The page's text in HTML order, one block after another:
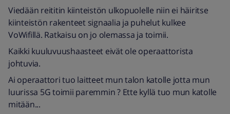
Viedään reititin kiinteistön ulkopuolelle niin ei häiritse
kiinteistön rakenteet signaalia ja puhelut kulkee
VoWifillä. Ratkaisu on jo olemassa ja toimii.
Kaikki kuuluvuushaasteet eivät ole operaattorista
johtuvia.
Ai operaattori tuo laitteet mun talon katolle jotta mun
luurissa 5G toimii paremmin ? Ette kyllä tuo mun katolle
mitään...